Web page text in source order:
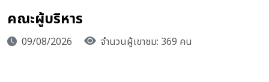
คณะผู้บริหาร
09/08/2026 จำนวนผู้เขาชม: 369 คน